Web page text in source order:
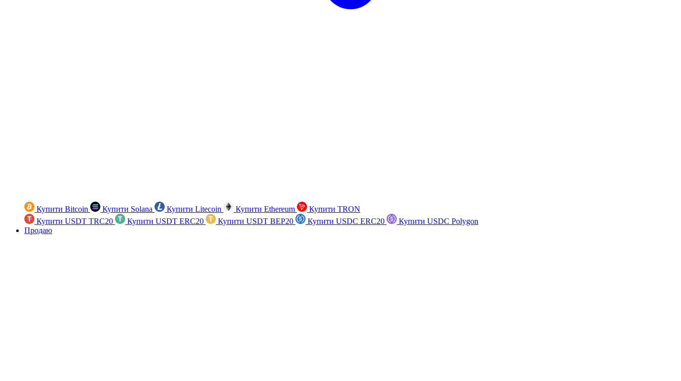
Купити Bitcoin Купити Solana Купити Litecoin Купити Ethereum
Купити TRON
Купити USDT TRC20
Купити USDT ERC20 Купити USDT BEP20 Купити USDC ERC20
Купити USDC Polygon
Продаю